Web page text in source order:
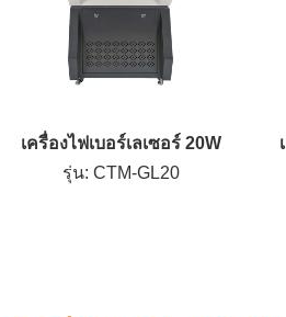
เครื่องไฟเบอร์เลเซอร์ 20W
รุ่น: CTM-GL20